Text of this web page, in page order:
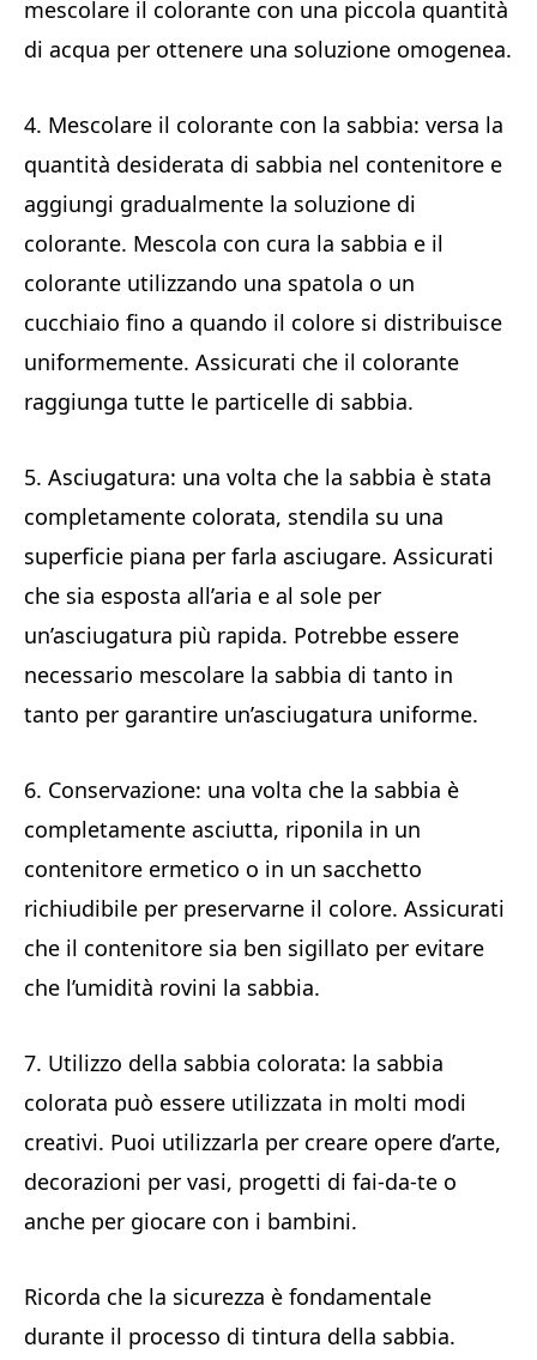
mescolare il colorante con una piccola quantità
di acqua per ottenere una soluzione omogenea.
4. Mescolare il colorante con la sabbia: versa la
quantità desiderata di sabbia nel contenitore e
aggiungi gradualmente la soluzione di
colorante. Mescola con cura la sabbia e il
colorante utilizzando una spatola o un
cucchiaio fino a quando il colore si distribuisce
uniformemente. Assicurati che il colorante
raggiunga tutte le particelle di sabbia.
5. Asciugatura: una volta che la sabbia è stata
completamente colorata, stendila su una
superficie piana per farla asciugare. Assicurati
che sia esposta all’aria e al sole per
un’asciugatura più rapida. Potrebbe essere
necessario mescolare la sabbia di tanto in
tanto per garantire un’asciugatura uniforme.
6. Conservazione: una volta che la sabbia è
completamente asciutta, riponila in un
contenitore ermetico o in un sacchetto
richiudibile per preservarne il colore. Assicurati
che il contenitore sia ben sigillato per evitare
che l’umidità rovini la sabbia.
7. Utilizzo della sabbia colorata: la sabbia
colorata può essere utilizzata in molti modi
creativi. Puoi utilizzarla per creare opere d’arte,
decorazioni per vasi, progetti di fai-da-te o
anche per giocare con i bambini.
Ricorda che la sicurezza è fondamentale
durante il processo di tintura della sabbia.